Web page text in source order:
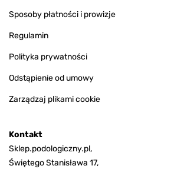
Sposoby płatności i prowizje
Regulamin
Polityka prywatności
Odstąpienie od umowy
Zarządzaj plikami cookie
Kontakt
Sklep.podologiczny.pl,
Świętego Stanisława 17,